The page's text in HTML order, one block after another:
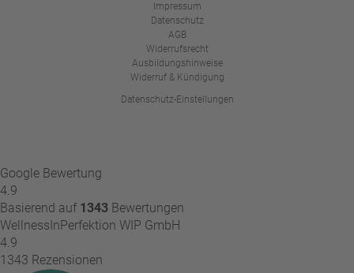
Impressum
Datenschutz
AGB
Widerrufsrecht
Ausbildungshinweise
Widerruf & Kündigung
Datenschutz-Einstellungen
Google Bewertung
4.9
Basierend auf 1343 Bewertungen
WellnessInPerfektion WIP GmbH
4.9
1343 Rezensionen